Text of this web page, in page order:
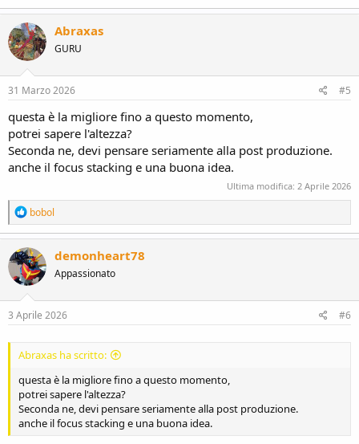
Abraxas
GURU
31 Marzo 2026 #5
questa è la migliore fino a questo momento,
potrei sapere l'altezza?
Seconda ne, devi pensare seriamente alla post produzione.
anche il focus stacking e una buona idea.
Ultima modifica: 2 Aprile 2026
R
e
a
c
t
i
o
n
s
bobol
demonheart78
Appassionato
3 Aprile 2026 #6
Abraxas ha scritto:
questa è la migliore fino a questo momento,
potrei sapere l'altezza?
Seconda ne, devi pensare seriamente alla post produzione.
anche il focus stacking e una buona idea.